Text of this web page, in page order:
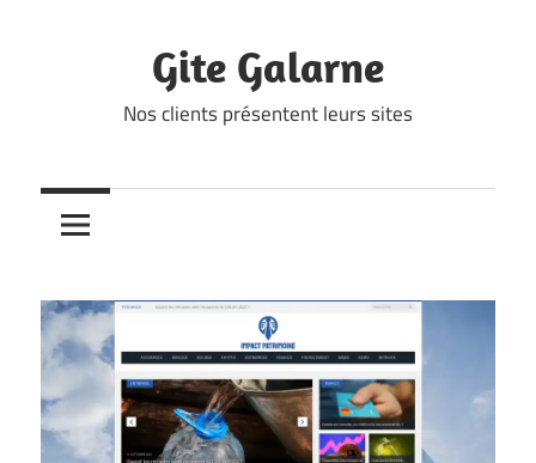
Gite Galarne
Nos clients présentent leurs sites